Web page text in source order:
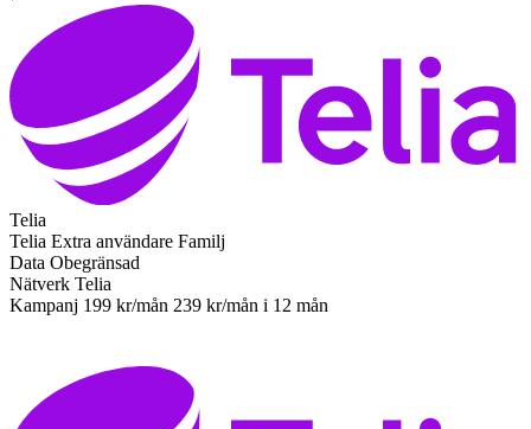
Telia
Telia Extra användare Familj
Data Obegränsad
Nätverk Telia
Kampanj 199 kr/mån 239 kr/mån i 12 mån